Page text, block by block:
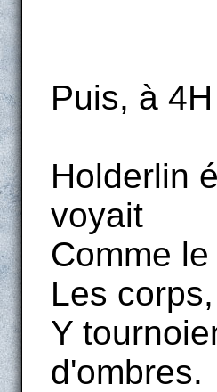
Puis, à
Holderlin
voyait
Comme
Les
Y
d'ombres.